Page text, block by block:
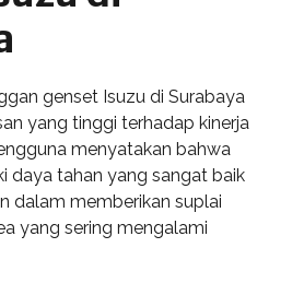
genset Isuzu di Surabaya
yang tinggi terhadap kinerja
menyatakan bahwa
daya tahan yang sangat baik
dalam memberikan suplai
yang sering mengalami